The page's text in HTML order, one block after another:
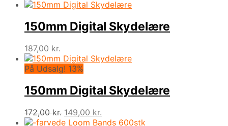
150mm Digital Skydelære
187,00 kr.
På Udsalg! 13%
150mm Digital Skydelære
172,00kr. Den
oprindelige
149,00 kr.
aktuelle